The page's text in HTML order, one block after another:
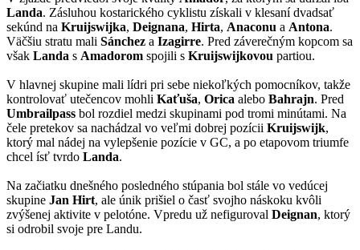
Landa. Zásluhou kostarického cyklistu získali v klesaní dvadsať
sekúnd na Kruijswijka, Deignana, Hirta, Anaconu a Antona.
Väčšiu stratu mali Sánchez a Izagirre. Pred záverečným kopcom sa
však Landa s Amadorom spojili s Kruijswijkovou partiou.
V hlavnej skupine mali lídri pri sebe niekoľkých pomocníkov, takže
kontrolovať utečencov mohli Kaťuša, Orica alebo Bahrajn. Pred
Umbrailpass bol rozdiel medzi skupinami pod tromi minútami. Na
čele pretekov sa nachádzal vo veľmi dobrej pozícii Kruijswijk,
ktorý mal nádej na vylepšenie pozície v GC, a po etapovom triumfe
chcel ísť tvrdo Landa.
Na začiatku dnešného posledného stúpania bol stále vo vedúcej
skupine Jan Hirt, ale únik prišiel o časť svojho náskoku kvôli
zvýšenej aktivite v pelotóne. Vpredu už nefiguroval Deignan, ktorý
si odrobil svoje pre Landu.